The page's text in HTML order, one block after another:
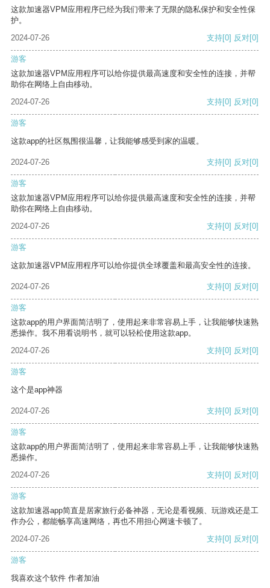
这款加速器VPM应用程序已经为我们带来了无限的隐私保护和安全性保
护。
2024-07-26
支持[0] 反对[0]
游客
这款加速器VPM应用程序可以给你提供最高速度和安全性的连接，并帮
助你在网络上自由移动。
2024-07-26
支持[0] 反对[0]
游客
这款app的社区氛围很温馨，让我能够感受到家的温暖。
2024-07-26 支持[0] 反对[0]
游客
这款加速器VPM应用程序可以给你提供最高速度和安全性的连接，并帮
助你在网络上自由移动。
2024-07-26
支持[0] 反对[0]
游客
这款加速器VPM应用程序可以给你提供全球覆盖和最高安全性的连接。
2024-07-26 支持[0] 反对[0]
游客
这款app的用户界面简洁明了，使用起来非常容易上手，让我能够快速熟
悉操作。我不用看说明书，就可以轻松使用这款app。
2024-07-26
支持[0] 反对[0]
游客
这个是app神器
2024-07-26 支持[0] 反对[0]
游客
这款app的用户界面简洁明了，使用起来非常容易上手，让我能够快速熟
悉操作。
2024-07-26
支持[0] 反对[0]
游客
这款加速器app简直是居家旅行必备神器，无论是看视频、玩游戏还是工
作办公，都能畅享高速网络，再也不用担心网速卡顿了。
2024-07-26
支持[0] 反对[0]
游客
我喜欢这个软件 作者加油